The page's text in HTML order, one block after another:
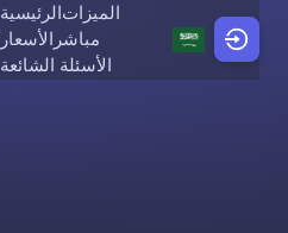
Skip to content
الرئيسيةالميزات
الأسعار مباشر
الأسئلة الشائعة